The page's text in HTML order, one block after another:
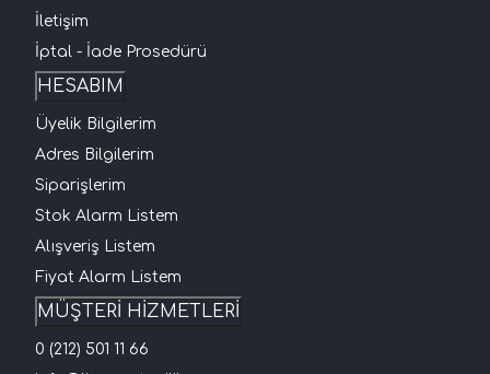
İletişim
İptal - İade Prosedürü
HESABIM
Üyelik Bilgilerim
Adres Bilgilerim
Siparişlerim
Stok Alarm Listem
Alışveriş Listem
Fiyat Alarm Listem
MÜŞTERİ HİZMETLERİ
0 (212) 501 11 66